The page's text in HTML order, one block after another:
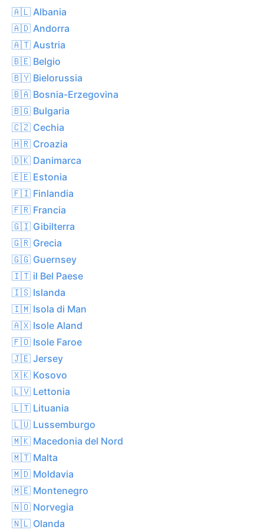
🇦🇱 Albania
🇦🇩 Andorra
🇦🇹 Austria
🇧🇪 Belgio
🇧🇾 Bielorussia
🇧🇦 Bosnia-Erzegovina
🇧🇬 Bulgaria
🇨🇿 Cechia
🇭🇷 Croazia
🇩🇰 Danimarca
🇪🇪 Estonia
🇫🇮 Finlandia
🇫🇷 Francia
🇬🇮 Gibilterra
🇬🇷 Grecia
🇬🇬 Guernsey
🇮🇹 il Bel Paese
🇮🇸 Islanda
🇮🇲 Isola di Man
🇦🇽 Isole Aland
🇫🇴 Isole Faroe
🇯🇪 Jersey
🇽🇰 Kosovo
🇱🇻 Lettonia
🇱🇹 Lituania
🇱🇺 Lussemburgo
🇲🇰 Macedonia del Nord
🇲🇹 Malta
🇲🇩 Moldavia
🇲🇪 Montenegro
🇳🇴 Norvegia
🇳🇱 Olanda